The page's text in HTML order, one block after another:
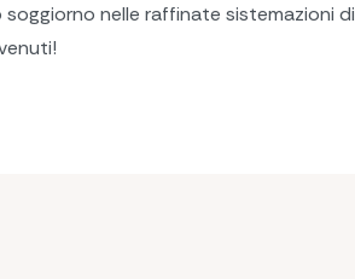
nelle raffinate sistemazioni di